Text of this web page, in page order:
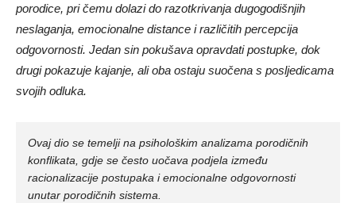
porodice, pri čemu dolazi do razotkrivanja dugogodišnjih
neslaganja, emocionalne distance i različitih percepcija
odgovornosti. Jedan sin pokušava opravdati postupke, dok
drugi pokazuje kajanje, ali oba ostaju suočena s posljedicama
svojih odluka.
Ovaj dio se temelji na psihološkim analizama porodičnih
konflikata, gdje se često uočava podjela između
racionalizacije postupaka i emocionalne odgovornosti
unutar porodičnih sistema.